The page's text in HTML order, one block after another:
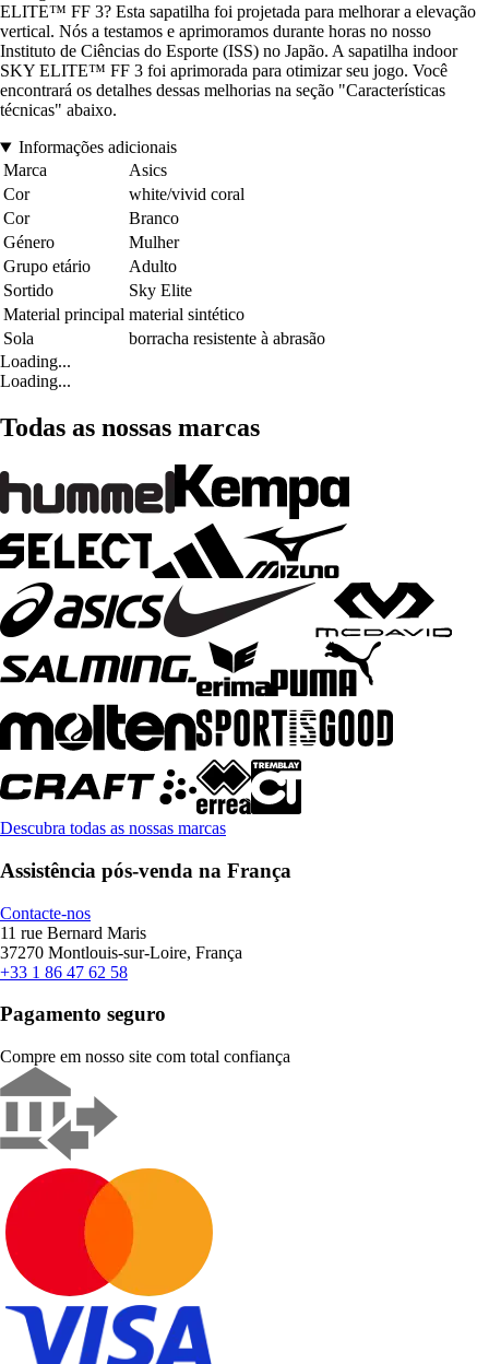
ELITE™ FF 3? Esta sapatilha foi projetada para melhorar a elevação
vertical. Nós a testamos e aprimoramos durante horas no nosso
Instituto de Ciências do Esporte (ISS) no Japão. A sapatilha indoor
SKY ELITE™ FF 3 foi aprimorada para otimizar seu jogo. Você
encontrará os detalhes dessas melhorias na seção "Características
técnicas" abaixo.
Informações adicionais
Marca
Asics
Cor
white/vivid coral
Cor
Branco
Género
Mulher
Grupo etário
Adulto
Sortido
Sky Elite
Material principal material sintético
Sola
borracha resistente à abrasão
Loading...
Loading...
Todas as nossas marcas
Descubra todas as nossas marcas
Assistência pós-venda na França
Contacte-nos
11 rue Bernard Maris
37270 Montlouis-sur-Loire, França
+33 1 86 47 62 58
Pagamento seguro
Compre em nosso site com total confiança